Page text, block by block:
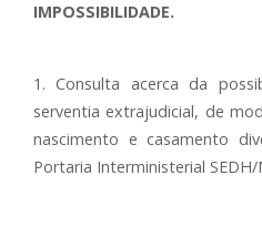
IMPOSSIBILIDADE.
1. Consulta acerca da
serventia extrajudicial, de
nascimento e casamento
Portaria Interministerial SEDH/